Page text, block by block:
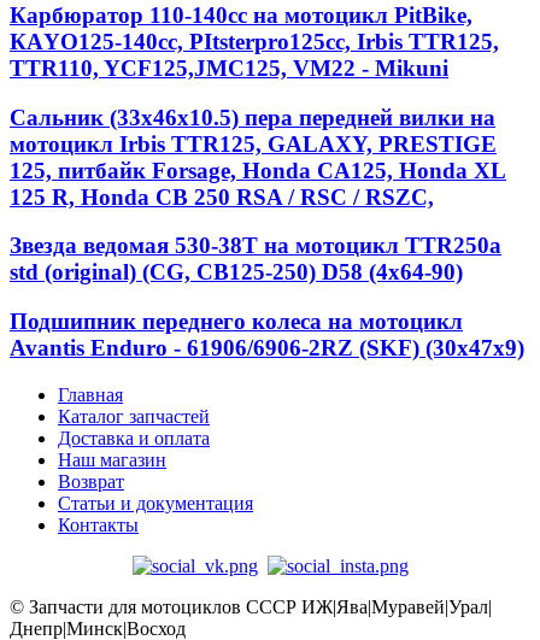
Карбюратор 110-140cc на мотоцикл PitBike,
КАYО125-140сс, РItstеrрrо125сс, Irbis TTR125,
TTR110, YCF125,JMC125, VM22 - Mikuni
Сальник (33х46х10.5) пера передней вилки на
мотоцикл Irbis TTR125, GALAXY, PRESTIGE
125, питбайк Forsage, Honda CA125, Honda XL
125 R, Honda CB 250 RSA / RSC / RSZC,
Звезда ведомая 530-38T на мотоцикл TTR250a
std (original) (CG, CB125-250) D58 (4x64-90)
Подшипник переднего колеса на мотоцикл
Avantis Enduro - 61906/6906-2RZ (SKF) (30x47x9)
Главная
Каталог запчастей
Доставка и оплата
Наш магазин
Возврат
Статьи и документация
Контакты
© Запчасти для мотоциклов СССР ИЖ|Ява|Муравей|Урал|
Днепр|Минск|Восход